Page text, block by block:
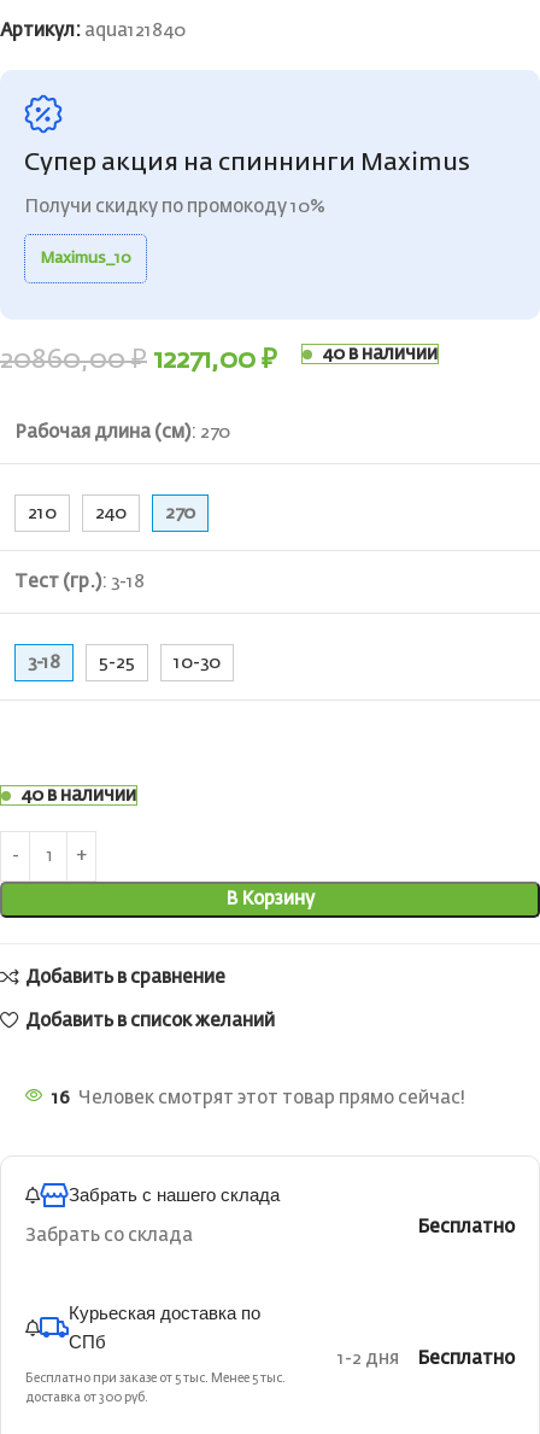
Артикул: aqua121840
Супер акция на спиннинги Maximus
Получи скидку по промокоду 10%
Maximus_10
20860,00₽ 12271,00 ₽ 40 в наличии
Рабочая длина (см): 270
210 240 270
Тест (гр.): 3-18
3-18 5-25 10-30
40 в наличии
В Корзину
Добавить в сравнение
Добавить в список желаний
16 Человек смотрят этот товар прямо сейчас!
Забрать с нашего склада
Забрать со склада Бесплатно
Курьеская доставка по
СПб
Бесплатно при заказе от 5 тыс. Менее 5 тыс.
доставка от 300 руб.
1-2 дня Бесплатно